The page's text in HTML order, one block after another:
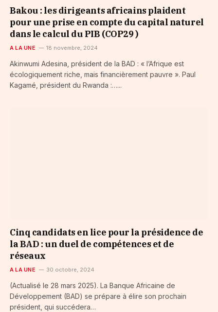
Bakou : les dirigeants africains plaident
pour une prise en compte du capital naturel
dans le calcul du PIB (COP29 )
A LA UNE 18 novembre, 2024
Akinwumi Adesina, président de la BAD : « l’Afrique est
écologiquement riche, mais financièrement pauvre ». Paul
Kagamé, président du Rwanda :…...
Cinq candidats en lice pour la présidence de
la BAD : un duel de compétences et de
réseaux
A LA UNE 30 octobre, 2024
(Actualisé le 28 mars 2025). La Banque Africaine de
Développement (BAD) se prépare à élire son prochain
président, qui succédera…